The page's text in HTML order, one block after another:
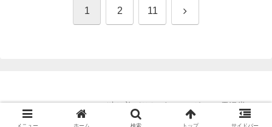
1 2 11 次
Copyright © 2011-2026 独り善がりなゲームログ with 電漫堂 All
Rights Reserved.
メニュー ホーム 検索 トップ サイドバー